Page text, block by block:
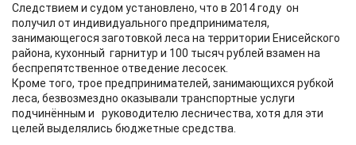
Следствием и судом установлено, что в 2014 году он
получил от индивидуального предпринимателя,
занимающегося заготовкой леса на территории Енисейского
района, кухонный гарнитур и 100 тысяч рублей взамен на
беспрепятственное отведение лесосек.
Кроме того, трое предпринимателей, занимающихся рубкой
леса, безвозмездно оказывали транспортные услуги
подчинённым и руководителю лесничества, хотя для эти
целей выделялись бюджетные средства.